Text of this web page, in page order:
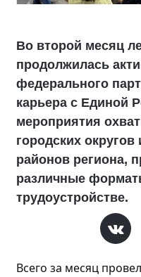
Во второй месяц
продолжилась
федерального
карьера с Единой
мероприятия
городских
районов региона,
различные
трудоустройстве.
Всего за месяц прове